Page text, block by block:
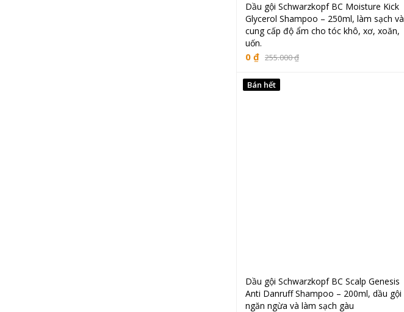
Đọc tiếp
Dầu gội Schwarzkopf BC Moisture Kick
Glycerol Shampoo – 250ml, làm sạch và
cung cấp độ ẩm cho tóc khô, xơ, xoăn,
uốn.
255.000₫
0 ₫
Bán hết
Đọc tiếp
Dầu gội Schwarzkopf BC Scalp Genesis
Anti Danruff Shampoo – 200ml, dầu gội
ngăn ngừa và làm sạch gàu